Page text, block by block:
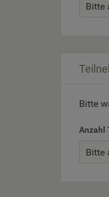
Bitte
Bitte
Anzahl
Bitte